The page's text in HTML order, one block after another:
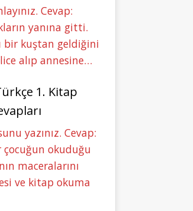
Cevap:
yanına gitti.
bir kuştan geldiğini
alıp annesine…
1. Kitap
yazınız. Cevap:
okuduğu
maceralarını
ve kitap okuma